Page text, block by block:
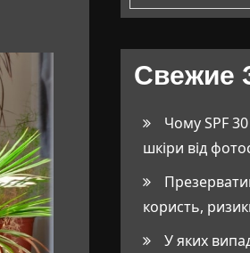
Свежие
Чому SPF
шкіри від
користь,
У яких